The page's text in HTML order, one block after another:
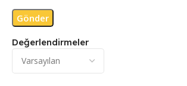
Değerlendirmeler